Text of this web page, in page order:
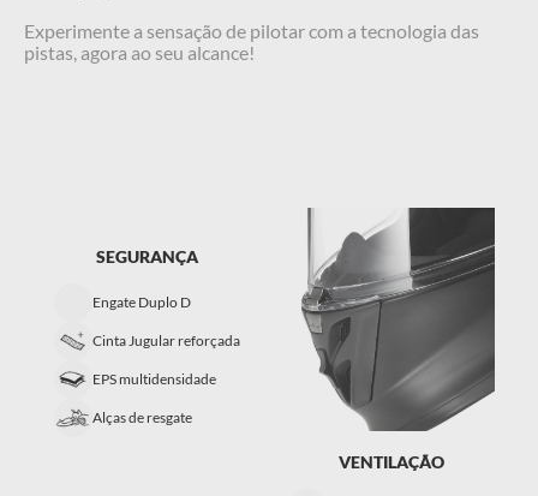
Experimente a sensação de pilotar com a tecnologia das
pistas, agora ao seu alcance!
SEGURANÇA
Engate Duplo D
Cinta Jugular reforçada
EPS multidensidade
Alças de resgate
VENTILAÇÃO